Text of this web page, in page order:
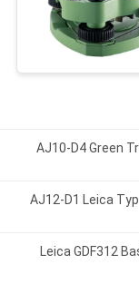
AJ10-D4 Green
AJ12-D1 Leica
Leica GDF312